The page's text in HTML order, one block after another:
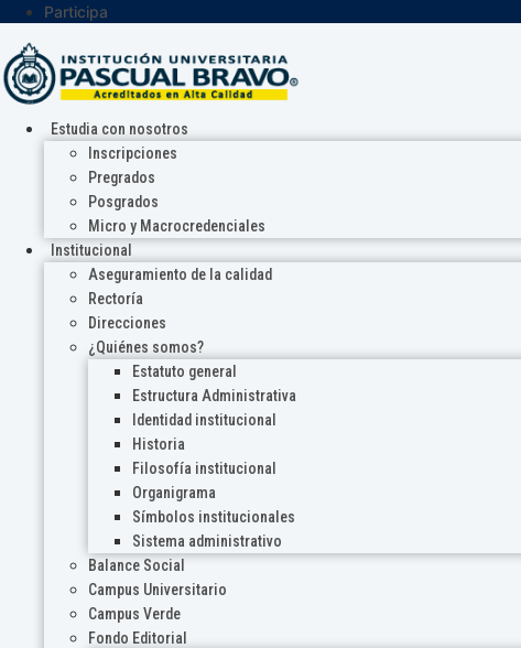
Participa
Estudia con nosotros
Inscripciones
Pregrados
Posgrados
Micro y Macrocredenciales
Institucional
Aseguramiento de la calidad
Rectoría
Direcciones
¿Quiénes somos?
Estatuto general
Estructura Administrativa
Identidad institucional
Historia
Filosofía institucional
Organigrama
Símbolos institucionales
Sistema administrativo
Balance Social
Campus Universitario
Campus Verde
Fondo Editorial